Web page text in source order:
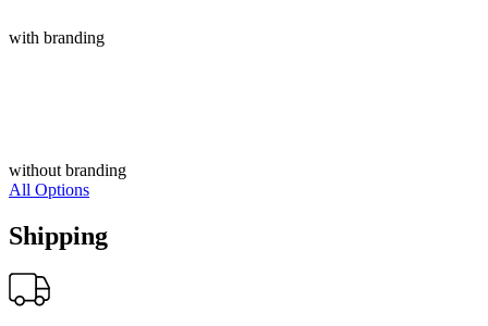
with branding
without branding
All Options
Shipping